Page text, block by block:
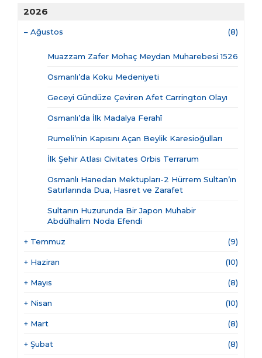
2026
– Ağustos (8)
Muazzam Zafer Mohaç Meydan Muharebesi 1526
Osmanlı’da Koku Medeniyeti
Geceyi Gündüze Çeviren Afet Carrington Olayı
Osmanlı’da İlk Madalya Ferahî
Rumeli’nin Kapısını Açan Beylik Karesioğulları
İlk Şehir Atlası Civitates Orbis Terrarum
Osmanlı Hanedan Mektupları-2 Hürrem Sultan’ın
Satırlarında Dua, Hasret ve Zarafet
Sultanın Huzurunda Bir Japon Muhabir
Abdülhalim Noda Efendi
+ Temmuz (9)
+ Haziran (10)
+ Mayıs (8)
+ Nisan (10)
+ Mart (8)
+ Şubat (8)